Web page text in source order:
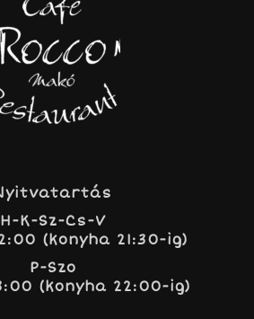
H-K-Sz-Cs-V
(konyha 21:30-ig)
P-Szo
(konyha 22:00-ig)